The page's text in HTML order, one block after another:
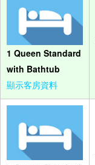
1 Queen Standard
with Bathtub
顯示客房資料